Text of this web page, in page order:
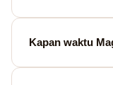
Kapan waktu